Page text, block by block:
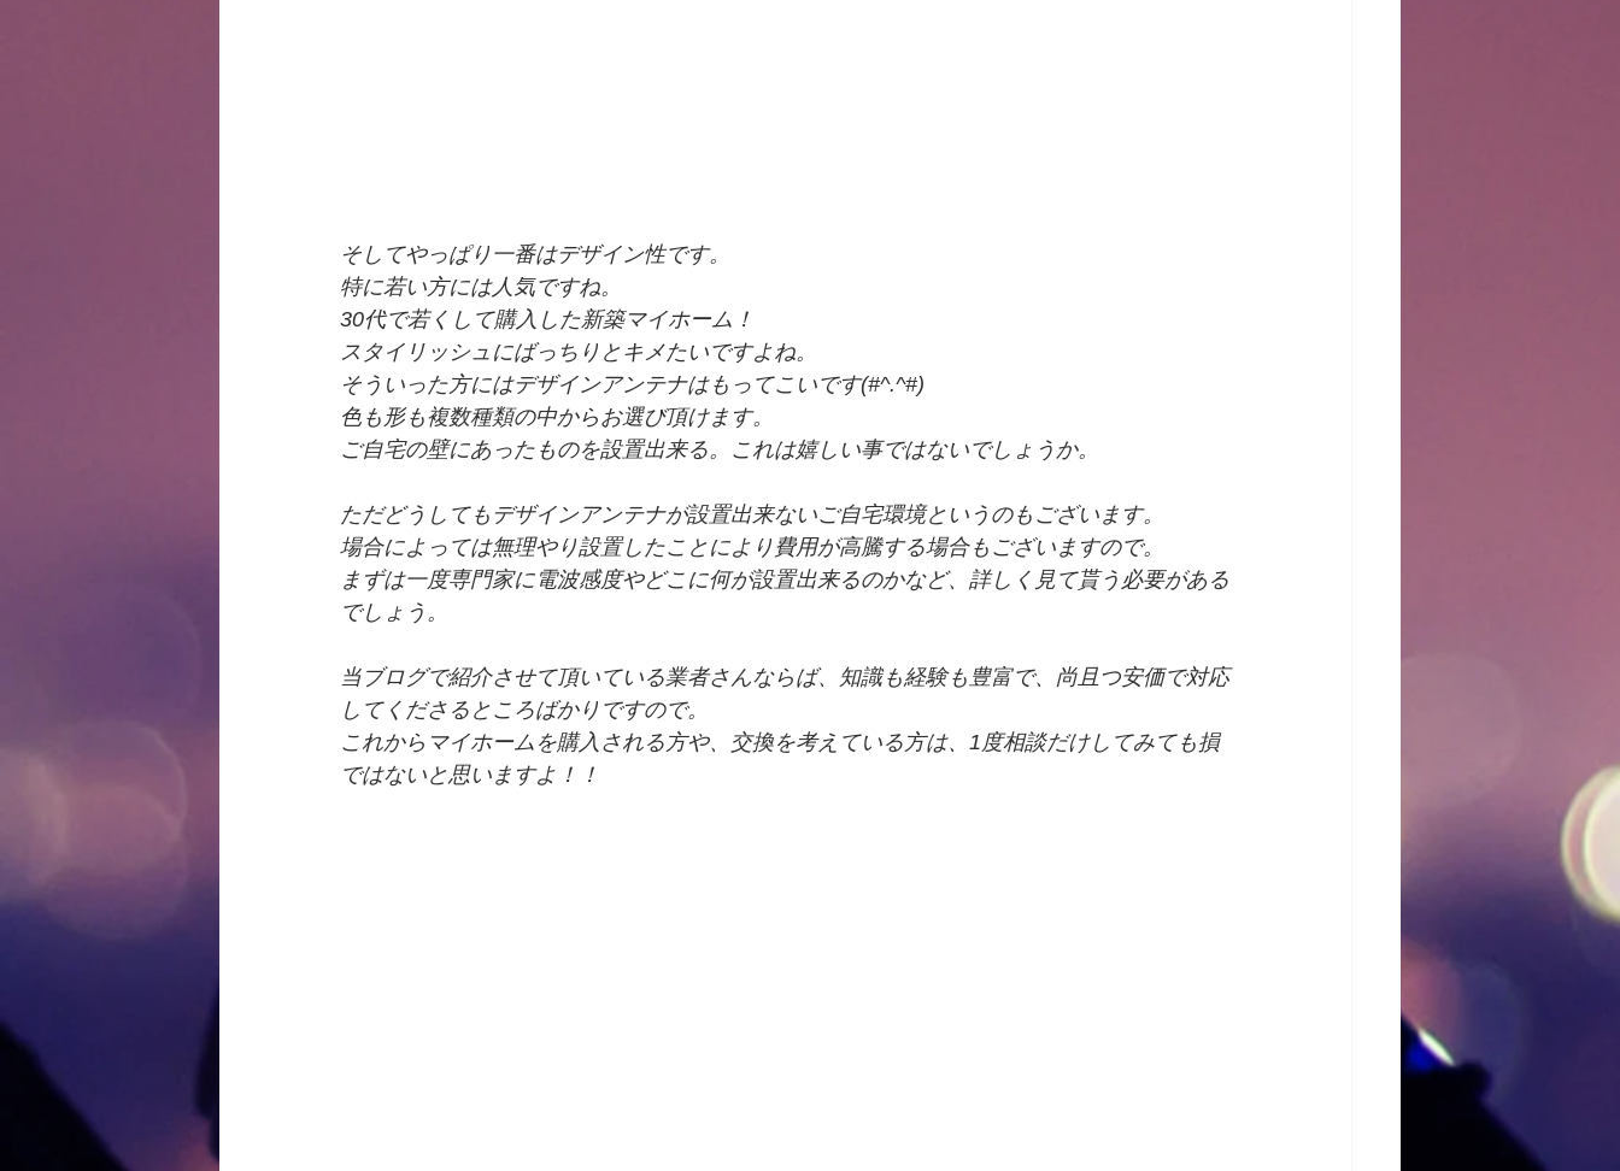
そしてやっぱり一番はデザイン性です。
特に若い方には人気ですね。
30代で若くして購入した新築マイホーム！
スタイリッシュにばっちりとキメたいですよね。
そういった方にはデザインアンテナはもってこいです(#^.^#)
色も形も複数種類の中からお選び頂けます。
ご自宅の壁にあったものを設置出来る。これは嬉しい事ではないでしょうか。
ただどうしてもデザインアンテナが設置出来ないご自宅環境というのもございます。
場合によっては無理やり設置したことにより費用が高騰する場合もございますので。
まずは一度専門家に電波感度やどこに何が設置出来るのかなど、詳しく見て貰う必要がある
でしょう。
当ブログで紹介させて頂いている業者さんならば、知識も経験も豊富で、尚且つ安価で対応
してくださるところばかりですので。
これからマイホームを購入される方や、交換を考えている方は、1度相談だけしてみても損
ではないと思いますよ！！